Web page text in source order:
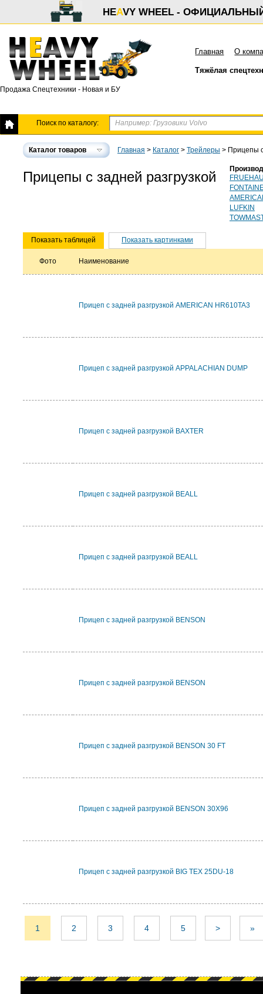
HEAVY WHEEL -
Продажа Спецтехники - Новая и БУ
Главная О
Тяжёлая
Поиск по каталогу:
Каталог товаров Главная > Каталог > Трейлеры > Прицепы
Прицепы с задней разгрузкой
LUFKIN
Показать таблицей Показать картинками
Фото Наименование
Прицеп с задней разгрузкой AMERICAN HR610TA3
Прицеп с задней разгрузкой APPALACHIAN DUMP
Прицеп с задней разгрузкой BAXTER
Прицеп с задней разгрузкой BEALL
Прицеп с задней разгрузкой BEALL
Прицеп с задней разгрузкой BENSON
Прицеп с задней разгрузкой BENSON
Прицеп с задней разгрузкой BENSON 30 FT
Прицеп с задней разгрузкой BENSON 30X96
Прицеп с задней разгрузкой BIG TEX 25DU-18
1 2 3 4 5 > »